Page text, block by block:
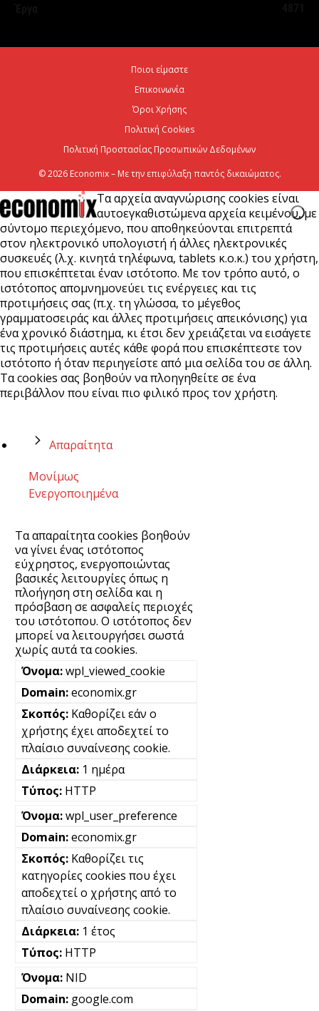
Χρίστος Δήμας: Προχωρoύν δύο πολύ σημαντικά
αρδευτικά έργα σε Νεστόριο και Σελλάνα
Έναρξη αιτήσεων για το Πρόγραμμα «Τουρισμός για
Όλους 2026-2027»
5 Αυγούστου 2026
Ποιοι είμαστε
Επικοινωνία
Όροι Χρήσης
Πολιτική Cookies
Πολιτική Προστασίας Προσωπικών Δεδομένων
© 2026 Economix – Με την επιφύλαξη παντός δικαιώματος.
Τα αρχεία αναγνώρισης cookies είναι
αυτοεγκαθιστώμενα αρχεία κειμένου, με
σύντομο περιεχόμενο, που αποθηκεύονται επιτρεπτά
στον ηλεκτρονικό υπολογιστή ή άλλες ηλεκτρονικές
συσκευές (λ.χ. κινητά τηλέφωνα, tablets κ.ο.κ.) του χρήστη,
που επισκέπτεται έναν ιστότοπο. Με τον τρόπο αυτό, ο
ιστότοπος απομνημονεύει τις ενέργειες και τις
προτιμήσεις σας (π.χ. τη γλώσσα, το μέγεθος
γραμματοσειράς και άλλες προτιμήσεις απεικόνισης) για
ένα χρονικό διάστημα, κι έτσι δεν χρειάζεται να εισάγετε
τις προτιμήσεις αυτές κάθε φορά που επισκέπτεστε τον
ιστότοπο ή όταν περιηγείστε από μια σελίδα του σε άλλη.
Τα cookies σας βοηθούν να πλοηγηθείτε σε ένα
περιβάλλον που είναι πιο φιλικό προς τον χρήστη.
Απαραίτητα
Μονίμως
Ενεργοποιημένα
Τα απαραίτητα cookies βοηθούν
να γίνει ένας ιστότοπος
εύχρηστος, ενεργοποιώντας
βασικές λειτουργίες όπως η
πλοήγηση στη σελίδα και η
πρόσβαση σε ασφαλείς περιοχές
του ιστότοπου. Ο ιστότοπος δεν
μπορεί να λειτουργήσει σωστά
χωρίς αυτά τα cookies.
wpl_viewed_cookie
economix.gr
Καθορίζει εάν ο
χρήστης έχει αποδεχτεί το
πλαίσιο συναίνεσης cookie.
1 ημέρα
HTTP
wpl_user_preference
economix.gr
Καθορίζει τις
κατηγορίες cookies που έχει
αποδεχτεί ο χρήστης από το
πλαίσιο συναίνεσης cookie.
1 έτος
HTTP
NID
google.com